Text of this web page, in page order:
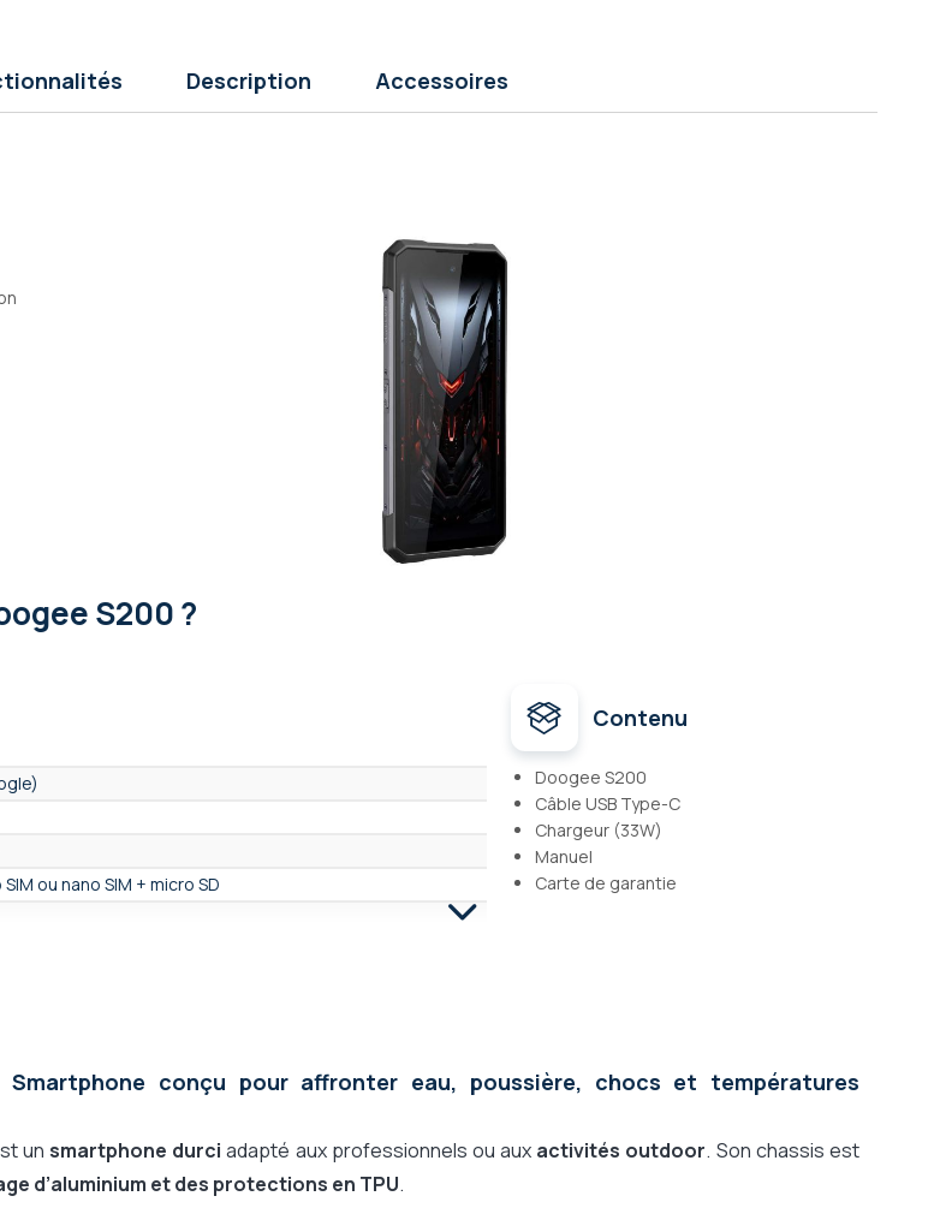
Description Accessoires
S200 ?
ou nano SIM + micro SD
Contenu
Doogee S200
Câble USB Type-C
Chargeur (33W)
Manuel
Carte de garantie
Smartphone conçu pour affronter eau, poussière, chocs et températures
un smartphone durci adapté aux professionnels ou aux activités outdoor. Son chassis est
d’aluminium et des protections en TPU.